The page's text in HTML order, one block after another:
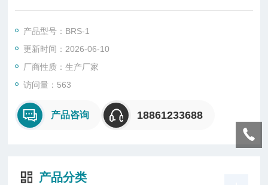
釜内容积：50-1000mL
密封方式可选
配压力表
产品型号：BRS-1
更新时间：2026-06-10
厂商性质：生产厂家
访问量：563
产品咨询 18861233688
产品分类